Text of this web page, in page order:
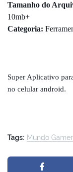
Tamanho do
10mb+
Categoria:
Super Aplicativo
no celular android.
Tags: Mundo Gamer